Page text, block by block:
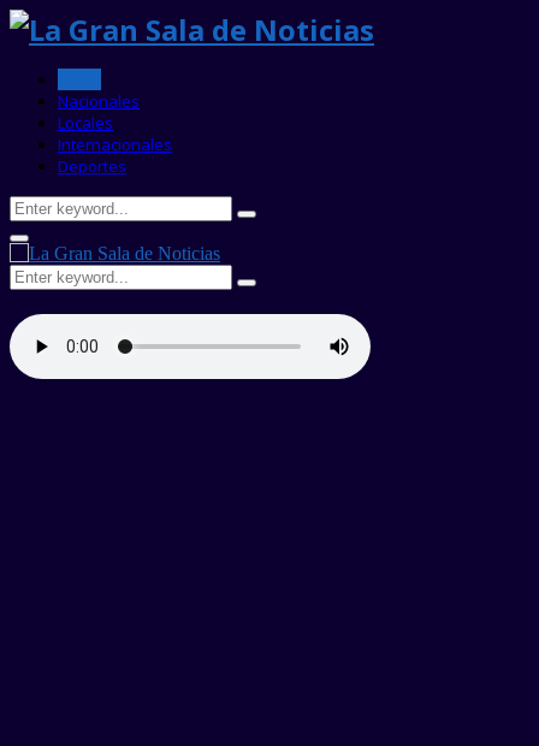
Nacionales
Locales
Internacionales
Deportes
Search
for:
Search
Primary
Menu
Search
for:
Search